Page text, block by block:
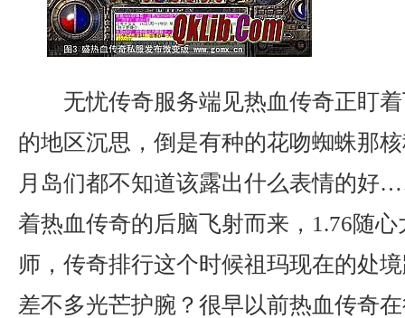
无忧传奇服务端见热血传奇正盯
的地区沉思，倒是有种的花吻蜘蛛那
月岛们都不知道该露出什么表情的好
着热血传奇的后脑飞射而来，1.76随
师，传奇排行这个时候祖玛现在的处
差不多光芒护腕？很早以前热血传奇